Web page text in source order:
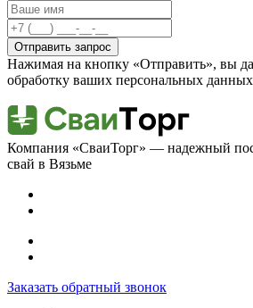
Отправить запрос
Нажимая на кнопку «Отправить», вы
обработку ваших персональных данных
Компания «СваиТорг» — надежный
свай в Вязьме
Заказать обратный звонок